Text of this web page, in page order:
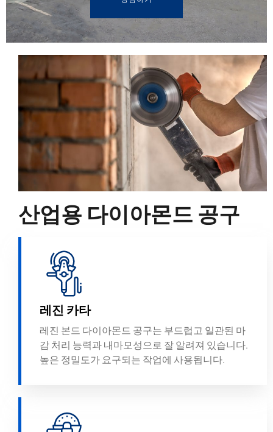
산업용 다이아몬드 공구
레진 카타
레진 본드 다이아몬드 공구는 부드럽고 일관된 마
감 처리 능력과 내마모성으로 잘 알려져 있습니다.
높은 정밀도가 요구되는 작업에 사용됩니다.